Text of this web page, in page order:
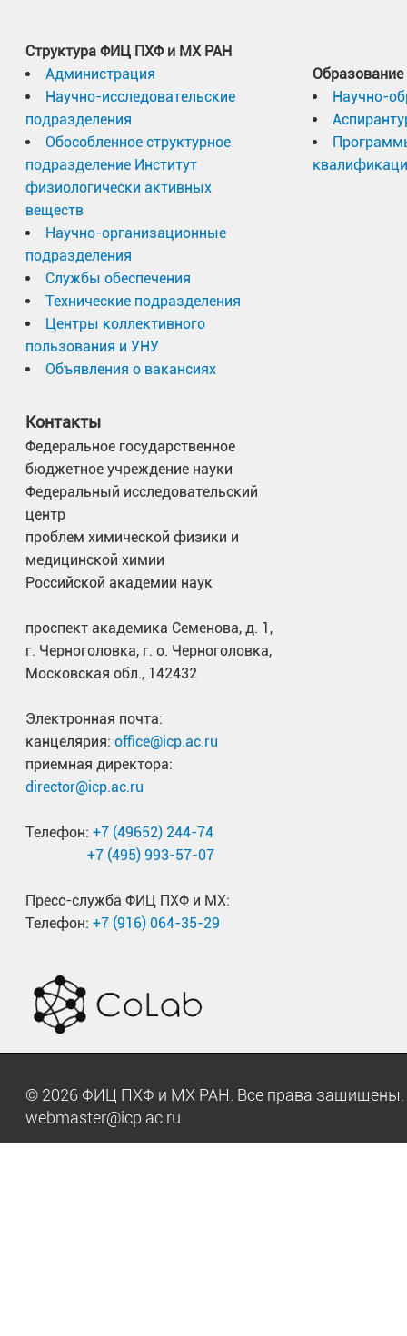
Структура ФИЦ ПХФ и МХ РАН
Администрация
Научно-исследовательские
подразделения
Обособленное структурное
подразделение Институт
физиологически активных
веществ
Научно-организационные
подразделения
Службы обеспечения
Технические подразделения
Центры коллективного
пользования и УНУ
Объявления о вакансиях
Образование
Научно-
Контакты
Федеральное государственное
бюджетное учреждение науки
Федеральный исследовательский
центр
проблем химической физики и
медицинской химии
Российской академии наук
проспект академика Семенова, д. 1,
г. Черноголовка, г. о. Черноголовка,
Московская обл., 142432
Электронная почта:
канцелярия: office@icp.ac.ru
приемная директора:
director@icp.ac.ru
Телефон: +7 (49652) 244-74
+7 (495) 993-57-07
Пресс-служба ФИЦ ПХФ и МХ:
Телефон: +7 (916) 064-35-29
© 2026 ФИЦ ПХФ и МХ РАН. Все права
webmaster@icp.ac.ru